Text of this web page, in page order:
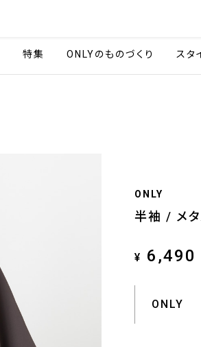
特集 ONLYのものづくり スタ
ONLY
半袖 / メタ
¥ 6,490
ONLY